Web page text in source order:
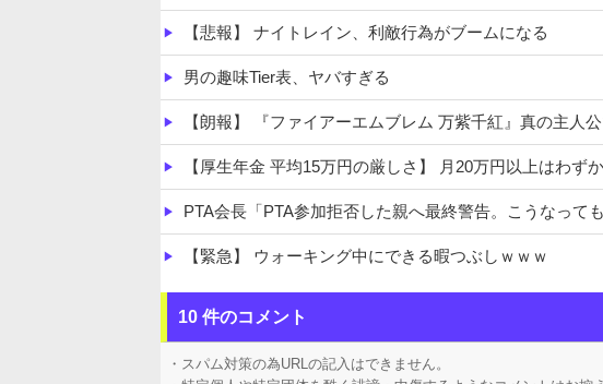
【悲報】 ナイトレイン、利敵行為がブームになる
男の趣味Tier表、ヤバすぎる
【朗報】 『ファイアーエムブレム 万紫千紅』真の主人
【厚生年金 平均15万円の厳しさ】 月20万円以上はわず
PTA会長「PTA参加拒否した親へ最終警告。こうなっても
【緊急】 ウォーキング中にできる暇つぶしｗｗｗ
【ホロライブ】 アキロゼ、映画をきっかけに「ちいかわ」にどハマ
10 件のコメント
・スパム対策の為URLの記入はできません。